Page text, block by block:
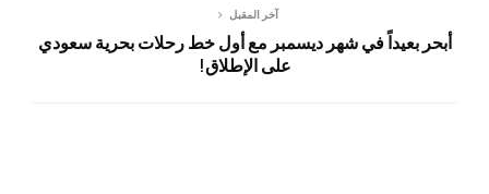
آخر المقبل
أبحر بعيداً في شهر ديسمبر مع أول خط رحلات بحرية سعودي
على الإطلاق!